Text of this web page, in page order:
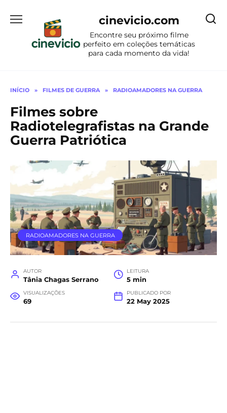
para
conteúdo
cinevicio.com
Encontre seu próximo filme
perfeito em coleções temáticas
para cada momento da vida!
INÍCIO » FILMES DE GUERRA » RADIOAMADORES NA GUERRA
Filmes sobre
Radiotelegrafistas na Grande
Guerra Patriótica
RADIOAMADORES NA GUERRA
AUTOR
Tânia Chagas Serrano
LEITURA
5 min
VISUALIZAÇÕES
69
PUBLICADO POR
22 May 2025